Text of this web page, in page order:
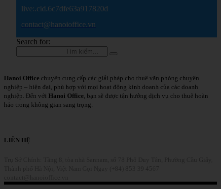
live:.cid.6c7dfe63a917820d
contact@hanoioffice.vn
Search for:
Hanoi Office chuyên cung cấp các giải pháp cho thuê văn phòng chuyên
nghiệp – hiện đại, phù hợp với mọi hoạt động kinh doanh của các doanh
nghiệp. Đến với Hanoi Office , bạn sẽ được tận hưởng dịch vụ cho thuê hoàn
hảo trong không gian sang trọng.
LIÊN HỆ